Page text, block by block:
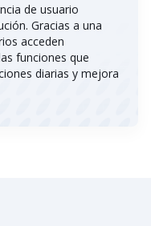
de usuario
Gracias a una
acceden
funciones que
diarias y mejora